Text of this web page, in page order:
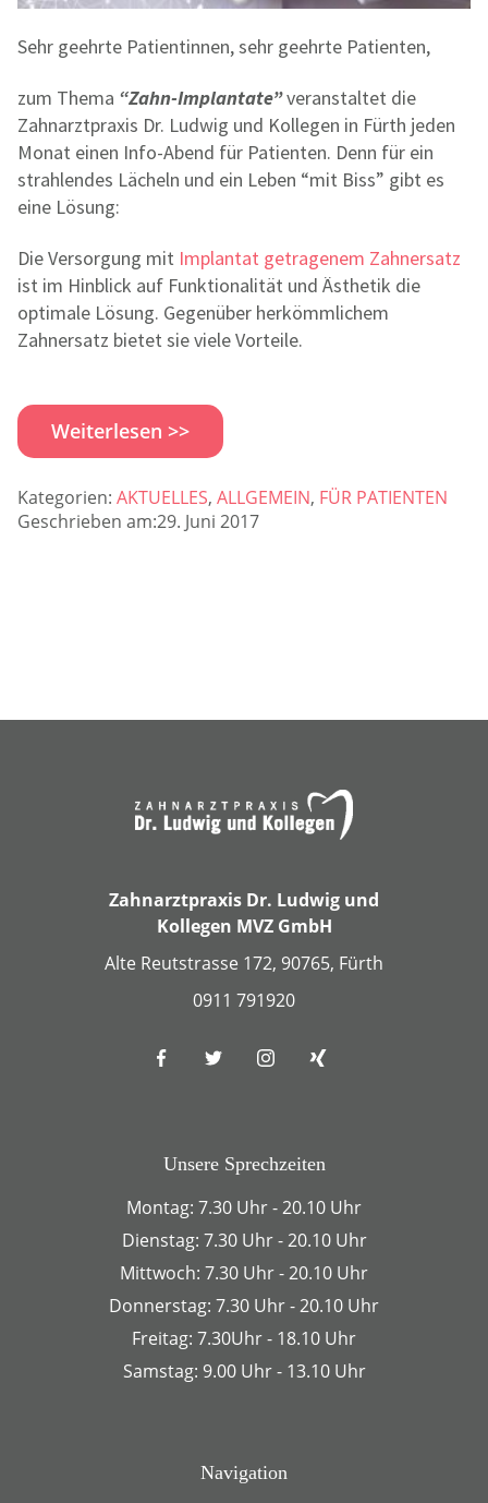
Sehr geehrte Patientinnen, sehr geehrte Patienten,
zum Thema “Zahn-Implantate”veranstaltet die
Zahnarztpraxis Dr. Ludwig und Kollegen in Fürth jeden
Monat einen Info-Abend für Patienten. Denn für ein
strahlendes Lächeln und ein Leben “mit Biss” gibt es
eine Lösung:
Die Versorgung mit Implantat getragenem Zahnersatz
ist im Hinblick auf Funktionalität und Ästhetik die
optimale Lösung. Gegenüber herkömmlichem
Zahnersatz bietet sie viele Vorteile.
Weiterlesen >>
Kategorien: AKTUELLES, ALLGEMEIN, FÜR PATIENTEN
Geschrieben am:29. Juni 2017
Zahnarztpraxis Dr. Ludwig und
Kollegen MVZ GmbH
Alte Reutstrasse 172, 90765, Fürth
0911 791920
Unsere Sprechzeiten
Montag: 7.30 Uhr - 20.10 Uhr
Dienstag: 7.30 Uhr - 20.10 Uhr
Mittwoch: 7.30 Uhr - 20.10 Uhr
Donnerstag: 7.30 Uhr - 20.10 Uhr
Freitag: 7.30Uhr - 18.10 Uhr
Samstag: 9.00 Uhr - 13.10 Uhr
Navigation